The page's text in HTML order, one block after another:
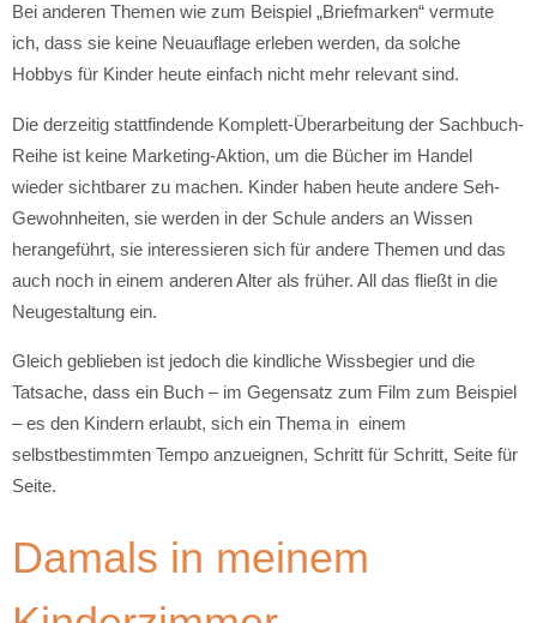
Bei anderen Themen wie zum Beispiel „Briefmarken“ vermute
ich, dass sie keine Neuauflage erleben werden, da solche
Hobbys für Kinder heute einfach nicht mehr relevant sind.
Die derzeitig stattfindende Komplett-Überarbeitung der Sachbuch-
Reihe ist keine Marketing-Aktion, um die Bücher im Handel
wieder sichtbarer zu machen. Kinder haben heute andere Seh-
Gewohnheiten, sie werden in der Schule anders an Wissen
herangeführt, sie interessieren sich für andere Themen und das
auch noch in einem anderen Alter als früher. All das fließt in die
Neugestaltung ein.
Gleich geblieben ist jedoch die kindliche Wissbegier und die
Tatsache, dass ein Buch – im Gegensatz zum Film zum Beispiel
– es den Kindern erlaubt, sich ein Thema in einem
selbstbestimmten Tempo anzueignen, Schritt für Schritt, Seite für
Seite.
Damals in meinem